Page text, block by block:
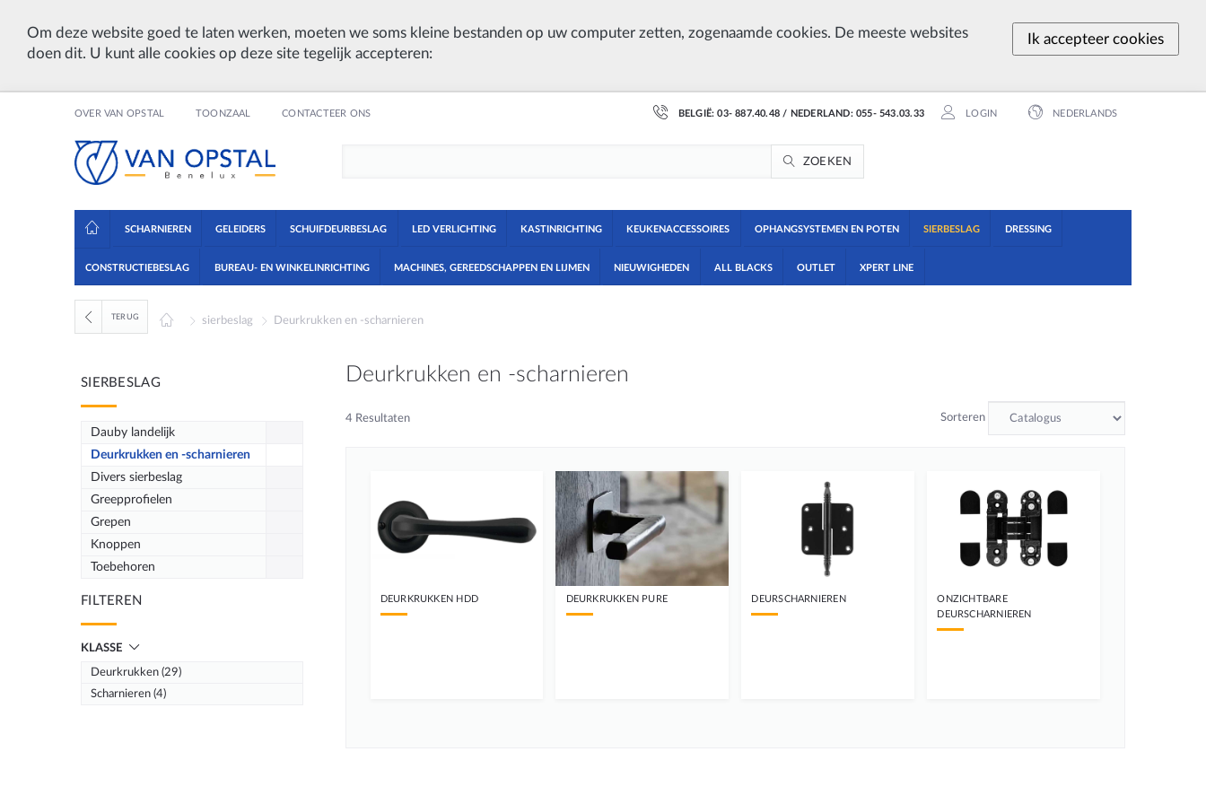
Ik accepteer cookies
Om deze website goed te laten werken, moeten we soms kleine bestanden op uw computer zetten, zogenaamde cookies. De meeste websites
doen dit. U kunt alle cookies op deze site tegelijk accepteren:
OVER VAN OPSTAL TOONZAAL CONTACTEER ONS BELGIË: 03- 887.40.48 / NEDERLAND: 055- 543.03.33 LOGIN NEDERLANDS
ZOEKEN
SCHARNIEREN GELEIDERS SCHUIFDEURBESLAG LED VERLICHTING KASTINRICHTING KEUKENACCESSOIRES OPHANGSYSTEMEN EN POTEN SIERBESLAG DRESSING
CONSTRUCTIEBESLAG BUREAU- EN WINKELINRICHTING MACHINES, GEREEDSCHAPPEN EN LIJMEN NIEUWIGHEDEN ALL BLACKS OUTLET XPERT LINE
TERUG sierbeslag Deurkrukken en -scharnieren
SIERBESLAG
Dauby landelijk
Deurkrukken en -scharnieren
Divers sierbeslag
Greepprofielen
Grepen
Knoppen
Toebehoren
FILTEREN
KLASSE
Deurkrukken (29)
Scharnieren (4)
Deurkrukken en -scharnieren
4 Resultaten Sorteren
DEURKRUKKEN HDD DEURKRUKKEN PURE DEURSCHARNIEREN
ONZICHTBARE
DEURSCHARNIEREN